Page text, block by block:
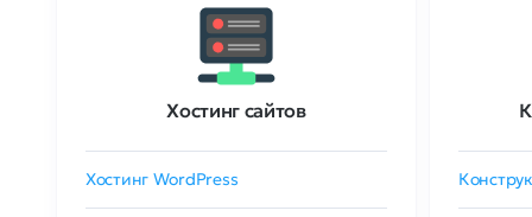
Хостинг сайтов
Хостинг WordPress